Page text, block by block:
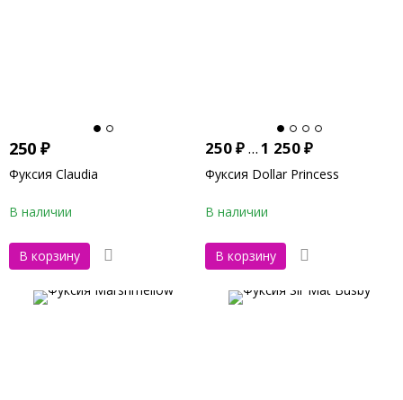
250 ₽
Фуксия Claudia
В наличии
В корзину
250₽...1 250₽
Фуксия Dollar Princess
В наличии
В корзину